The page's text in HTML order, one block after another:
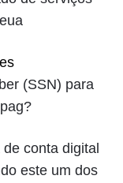
(SSN) para
conta digital
este um dos